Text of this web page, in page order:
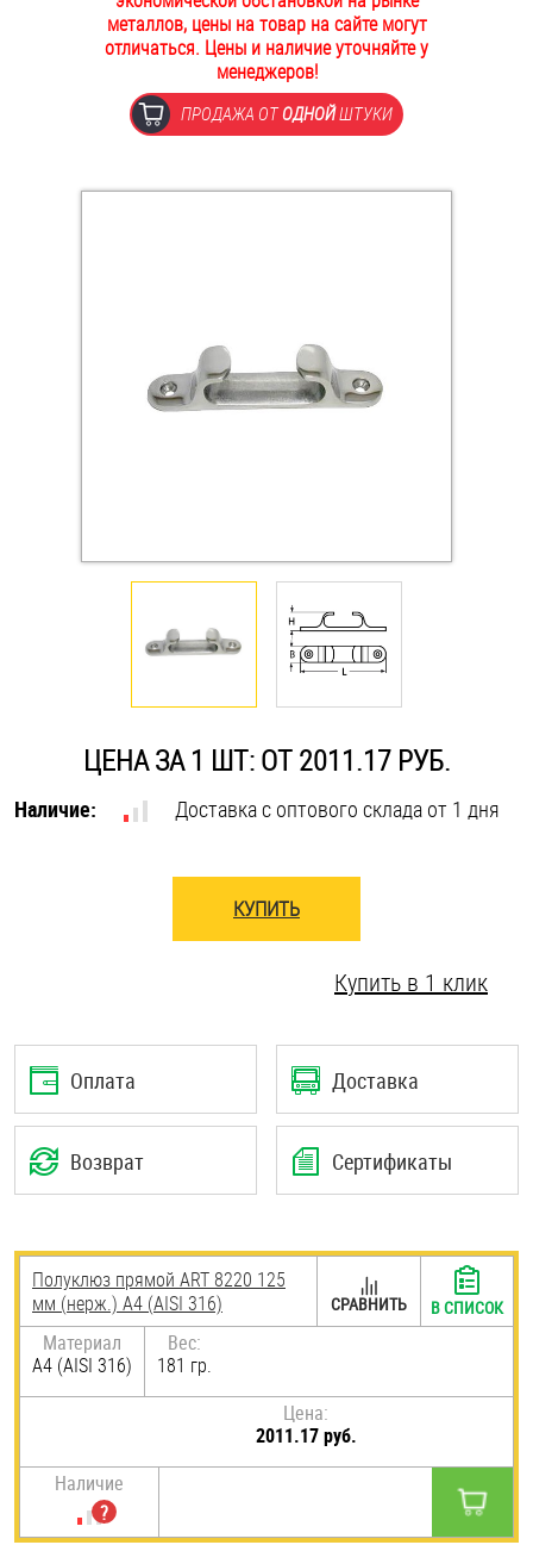
ОПЛАТА И ДОСТАВКА
Втулки
Инструмент
Оснастка и аксессуары для яхт
Стопорные кольца
Шпильки
Шплинты
Штифты и пальцы
металлов, цены на товар на сайте могут
отличаться. Цены и наличие уточняйте у
менеджеров!
ПРОДАЖА ОТОДНОЙШТУКИ
ЦЕНА ЗА 1 ШТ: ОТ 2011.17 РУБ.
Наличие: Доставка с оптового склада от 1 дня
КУПИТЬ
Купить в 1 клик
Оплата Доставка
Возврат Сертификаты
Полуклюз прямой ART 8220 125
мм (нерж.) A4 (AISI 316)
Материал
A4 (AISI 316)
Вес:
181 гр.
Цена:
2011.17 руб.
Наличие
СРАВНИТЬ В СПИСОК